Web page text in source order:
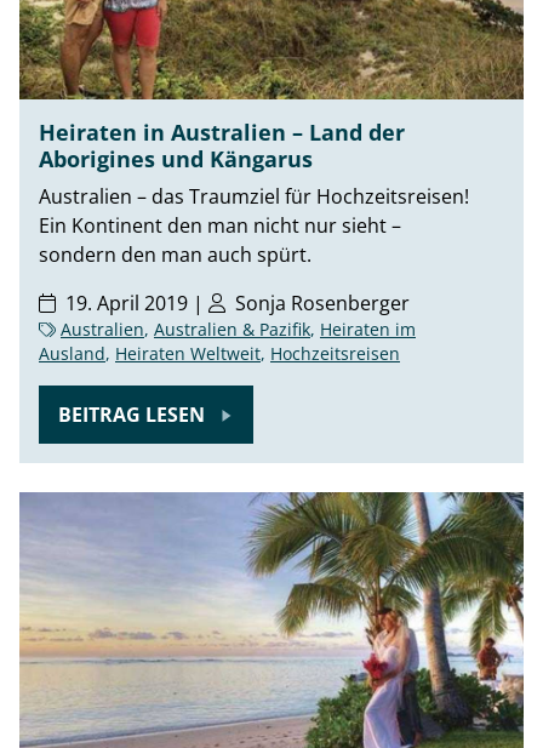
Heiraten in Australien – Land der
Aborigines und Kängarus
Australien – das Traumziel für Hochzeitsreisen!
Ein Kontinent den man nicht nur sieht –
sondern den man auch spürt.
19. April 2019 |
Sonja Rosenberger
Australien, Australien & Pazifik, Heiraten im
Ausland, Heiraten Weltweit, Hochzeitsreisen
BEITRAG LESEN